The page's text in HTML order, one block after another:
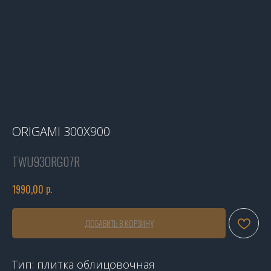
ORIGAMI 300X900
TWU93ORG07R
1990,00 р.
ДОБАВИТЬ В КОРЗИНУ
Тип: плитка облицовочная